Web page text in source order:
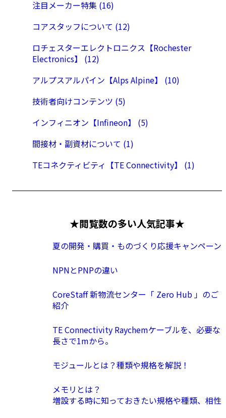
注目メーカー特集 (16)
コアスタッフについて (12)
ロチェスターエレクトロニクス【Rochester
Electronics】 (12)
アルプスアルパイン【Alps Alpine】 (10)
技術者向けコンテンツ (5)
インフィニオン【Infineon】 (5)
間接材・副資材について (1)
TEコネクティビティ【TE Connectivity】 (1)
★閲覧数の多い人気記事★
夏の開発・購買・ものづくり応援キャンペーン
NPNとPNPの違い
CoreStaff 新物流センター「 Zero Hub 」のご
紹介
TE Connectivity Raychemケーブルを、必要な
長さで1mから。
モジュールとは？種類や規格を解説！
メモリとは？
増設する時に知っておきたい規格や種類、相性